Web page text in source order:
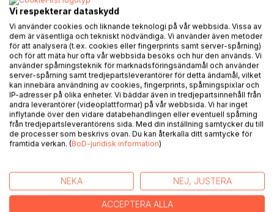
BESKRIVNING
När Madeleine får ärva ett hus med tillhörande vinfält i en
sydfransk småstad så verkar det vara svaret på alla hennes
drömmar och lösningen på alla problem. Hon fantiserar om
lyser upp de patinerade väggarna. Så där som det ser ut i
inredningsmagasinen och i TV-programmen. Hon lämnar
sitt bekväma liv i New York men tillvaron i Nacerre blir inte
Vi respekterar dataskydd
Vi använder cookies och liknande teknologi på vår webbsida. Vissa av
dem är väsentliga och tekniskt nödvändiga. Vi använder även metoder
för att analysera (t.ex. cookies eller fingerprints samt server-spårning)
och för att mäta hur ofta vår webbsida besöks och hur den används. Vi
använder spårningsteknik för marknadsföringsändamål och använder
server-spårning samt tredjepartsleverantörer för detta ändamål, vilket
kan innebära användning av cookies, fingerprints, spårningspixlar och
IP-adresser på olika enheter. Vi bäddar även in tredjepartsinnehåll från
andra leverantörer (videoplattformar) på vår webbsida. Vi har inget
inflytande över den vidare databehandlingen eller eventuell spårning
från tredjepartsleverantörens sida. Med din inställning samtycker du till
de processer som beskrivs ovan. Du kan återkalla ditt samtycke för
framtida verkan. (BoD-juridisk information)
NEKA NEJ, JUSTERA
ACCEPTERA ALLA